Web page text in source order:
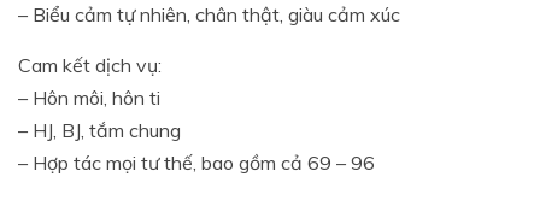
– Biểu cảm tự nhiên, chân thật, giàu cảm xúc
Cam kết dịch vụ:
– Hôn môi, hôn ti
– HJ, BJ, tắm chung
– Hợp tác mọi tư thế, bao gồm cả 69 – 96